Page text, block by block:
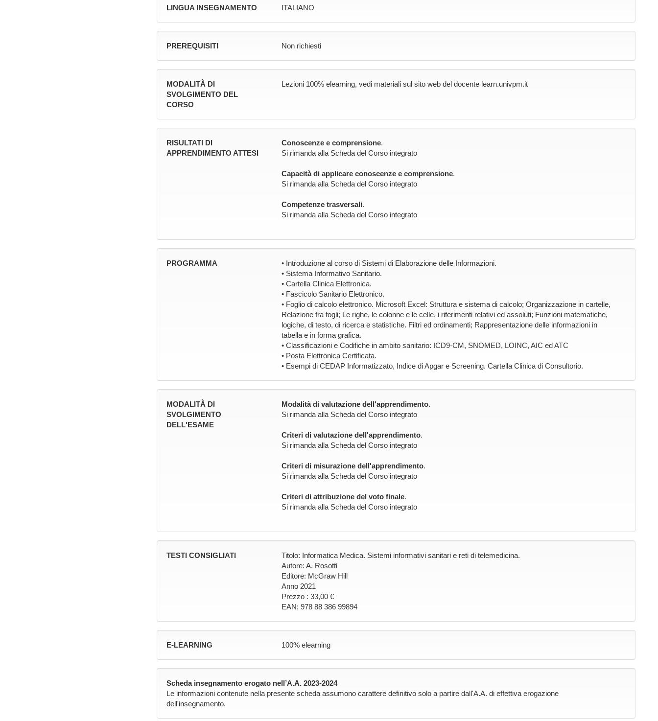
LINGUA INSEGNAMENTO ITALIANO
PREREQUISITI Non richiesti
MODALITÀ DI
SVOLGIMENTO DEL
CORSO
Lezioni 100% elearning, vedi materiali sul sito web del docente learn.univpm.it
RISULTATI DI
APPRENDIMENTO ATTESI
Conoscenze e comprensione.
Si rimanda alla Scheda del Corso integrato
Capacità di applicare conoscenze e comprensione.
Si rimanda alla Scheda del Corso integrato
Competenze trasversali.
Si rimanda alla Scheda del Corso integrato
PROGRAMMA
• Introduzione al corso di Sistemi di Elaborazione delle Informazioni.
• Sistema Informativo Sanitario.
• Cartella Clinica Elettronica.
• Fascicolo Sanitario Elettronico.
• Foglio di calcolo elettronico. Microsoft Excel: Struttura e sistema di calcolo; Organizzazione in cartelle,
Relazione fra fogli; Le righe, le colonne e le celle, i riferimenti relativi ed assoluti; Funzioni matematiche,
logiche, di testo, di ricerca e statistiche. Filtri ed ordinamenti; Rappresentazione delle informazioni in
tabella e in forma grafica.
• Classificazioni e Codifiche in ambito sanitario: ICD9-CM, SNOMED, LOINC, AIC ed ATC
• Posta Elettronica Certificata.
• Esempi di CEDAP Informatizzato, Indice di Apgar e Screening. Cartella Clinica di Consultorio.
MODALITÀ DI
SVOLGIMENTO
DELL'ESAME
Modalità di valutazione dell'apprendimento.
Si rimanda alla Scheda del Corso integrato
Criteri di valutazione dell'apprendimento.
Si rimanda alla Scheda del Corso integrato
Criteri di misurazione dell'apprendimento.
Si rimanda alla Scheda del Corso integrato
Criteri di attribuzione del voto finale.
Si rimanda alla Scheda del Corso integrato
TESTI CONSIGLIATI
Titolo: Informatica Medica. Sistemi informativi sanitari e reti di telemedicina.
Autore: A. Rosotti
Editore: McGraw Hill
Anno 2021
Prezzo : 33,00 €
EAN: 978 88 386 99894
E-LEARNING 100% elearning
Scheda insegnamento erogato nell’A.A. 2023-2024
Le informazioni contenute nella presente scheda assumono carattere definitivo solo a partire dall'A.A. di effettiva erogazione
dell'insegnamento.